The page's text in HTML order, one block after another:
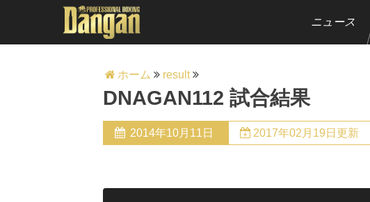
ニュース
ホーム result
DNAGAN112 試合結果
2014年10月11日 2017年02月19日更新